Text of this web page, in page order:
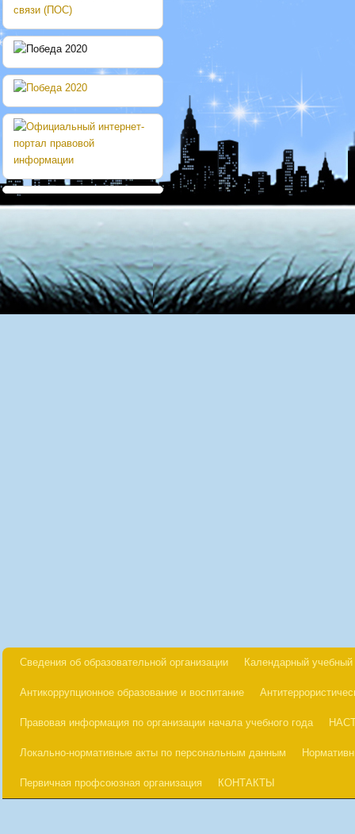
связи (ПОС)
Сведения об образовательной организации Календарный
Антикоррупционное образование и воспитание
Правовая информация по организации начала учебного года
Локально-нормативные акты по персональным данным
Первичная профсоюзная организация КОНТАКТЫ